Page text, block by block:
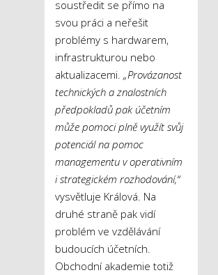
soustředit se přímo na
svou práci a neřešit
problémy s hardwarem,
infrastrukturou nebo
aktualizacemi. „Provázanost
technických a znalostních
předpokladů pak účetním
může pomoci plně využít svůj
potenciál na pomoc
managementu v operativním
i strategickém rozhodování,“
vysvětluje Králová. Na
druhé straně pak vidí
problém ve vzdělávání
budoucích účetních.
Obchodní akademie totiž